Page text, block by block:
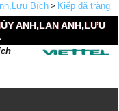
Bích > Kiếp dã tràng
ANH,LAN ANH,LƯU